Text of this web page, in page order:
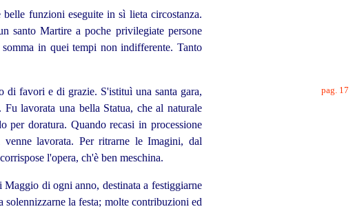
funzioni eseguite in sì lieta circostanza.
santo Martire a poche privilegiate persone
somma in quei tempi non indifferente. Tanto
di favori e di grazie. S'istituì pag. 17
una santa gara,
lavorata una bella Statua, che al naturale
per doratura. Quando recasi in processione
lavorata. Per ritrarne le Imagini, dal
l'opera, ch'è ben meschina.
di ogni anno, destinata a festiggiarne
solennizzarne la festa; molte contribuzioni ed